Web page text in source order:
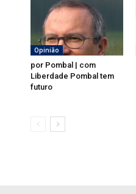
Opinião
por Pombal | com
Liberdade Pombal tem
futuro